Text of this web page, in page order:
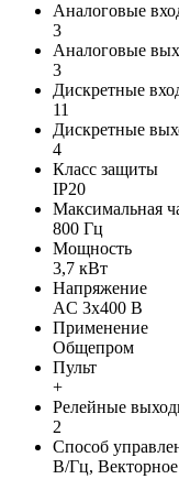
Аналоговые
3
Аналоговые
3
Дискретные
11
Дискретные
4
Класс защиты
IP20
Максимальная
800 Гц
Мощность
3,7 кВт
Напряжение
AC 3х400 В
Применение
Общепром
Пульт
+
Релейные
2
Способ
В/Гц, Векторное